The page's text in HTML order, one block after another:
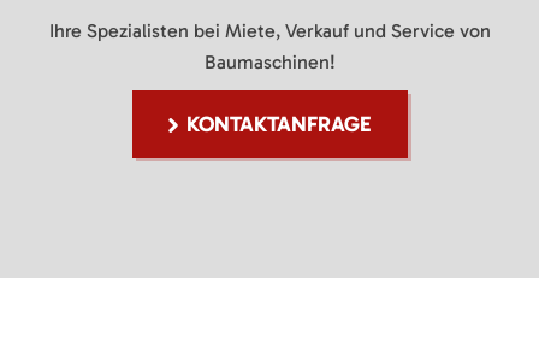
Ihre Spezialisten bei Miete, Verkauf und Service von
Baumaschinen!
KONTAKTANFRAGE